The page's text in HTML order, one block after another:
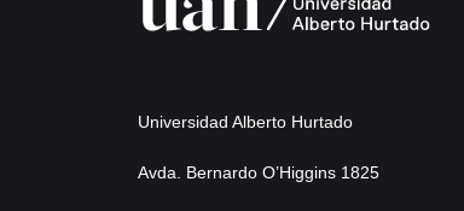
Universidad Alberto Hurtado
Avda. Bernardo O’Higgins 1825